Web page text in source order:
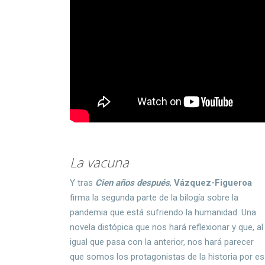
La vacuna
Y tras Cien años después,Vázquez-Figueroa
firma la segunda parte de la bilogía sobre la
pandemia que está sufriendo la humanidad. Una
novela distópica que nos hará reflexionar y que, al
igual que pasa con la anterior, nos hará parecer
que somos los protagonistas de la historia por